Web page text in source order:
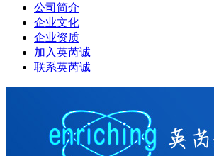
公司简介
企业文化
企业资质
加入英芮诚
联系英芮诚